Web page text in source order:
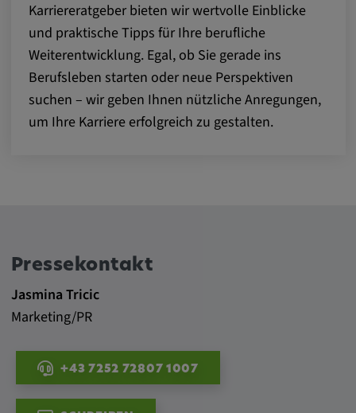
Karriereratgeber bieten wir wertvolle Einblicke
und praktische Tipps für Ihre berufliche
Weiterentwicklung. Egal, ob Sie gerade ins
Berufsleben starten oder neue Perspektiven
suchen – wir geben Ihnen nützliche Anregungen,
um Ihre Karriere erfolgreich zu gestalten.
Pressekontakt
Jasmina Tricic
Marketing/PR
+43 7252 72807 1007
Alle externe Medien
Externe Medien
Zweck:
Statistik Cookies sammeln anonyme
Diese Informationen helfen uns, das
Verhalten unserer Nutzer auf unserer
_pk_id.*, _pk_ses.*